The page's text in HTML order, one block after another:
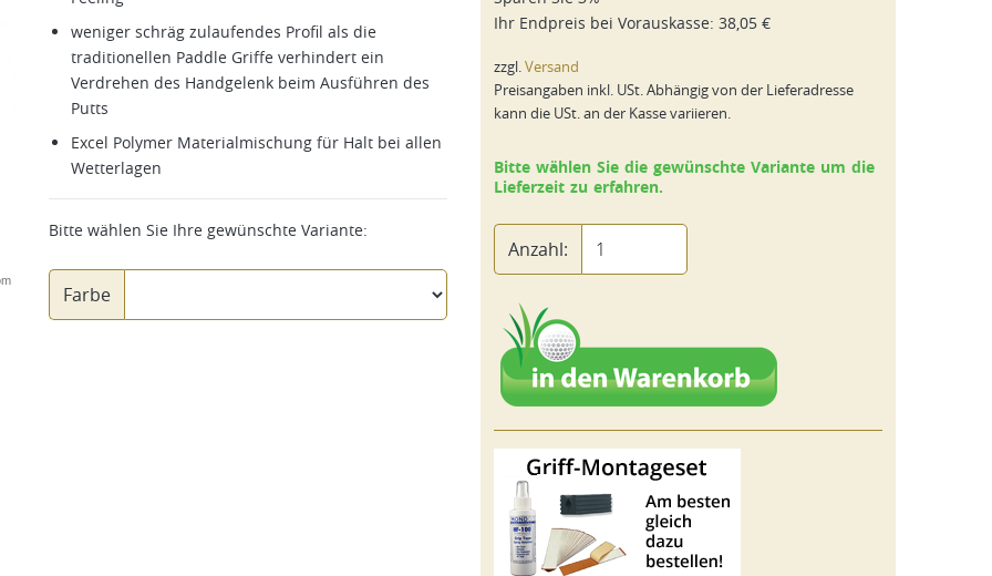
weniger schräg zulaufendes Profil als die
traditionellen Paddle Griffe verhindert ein
Verdrehen des Handgelenk beim Ausführen des
Putts
Excel Polymer Materialmischung für Halt bei allen
Wetterlagen
Bitte wählen Sie Ihre gewünschte Variante:
Farbe
Ihr Endpreis bei Vorauskasse: 38,05 €
zzgl.Versand
Preisangaben inkl. USt. Abhängig von der Lieferadresse
kann die USt. an der Kasse variieren.
Bitte wählen Sie die gewünschte Variante um die
Lieferzeit zu erfahren.
Anzahl: